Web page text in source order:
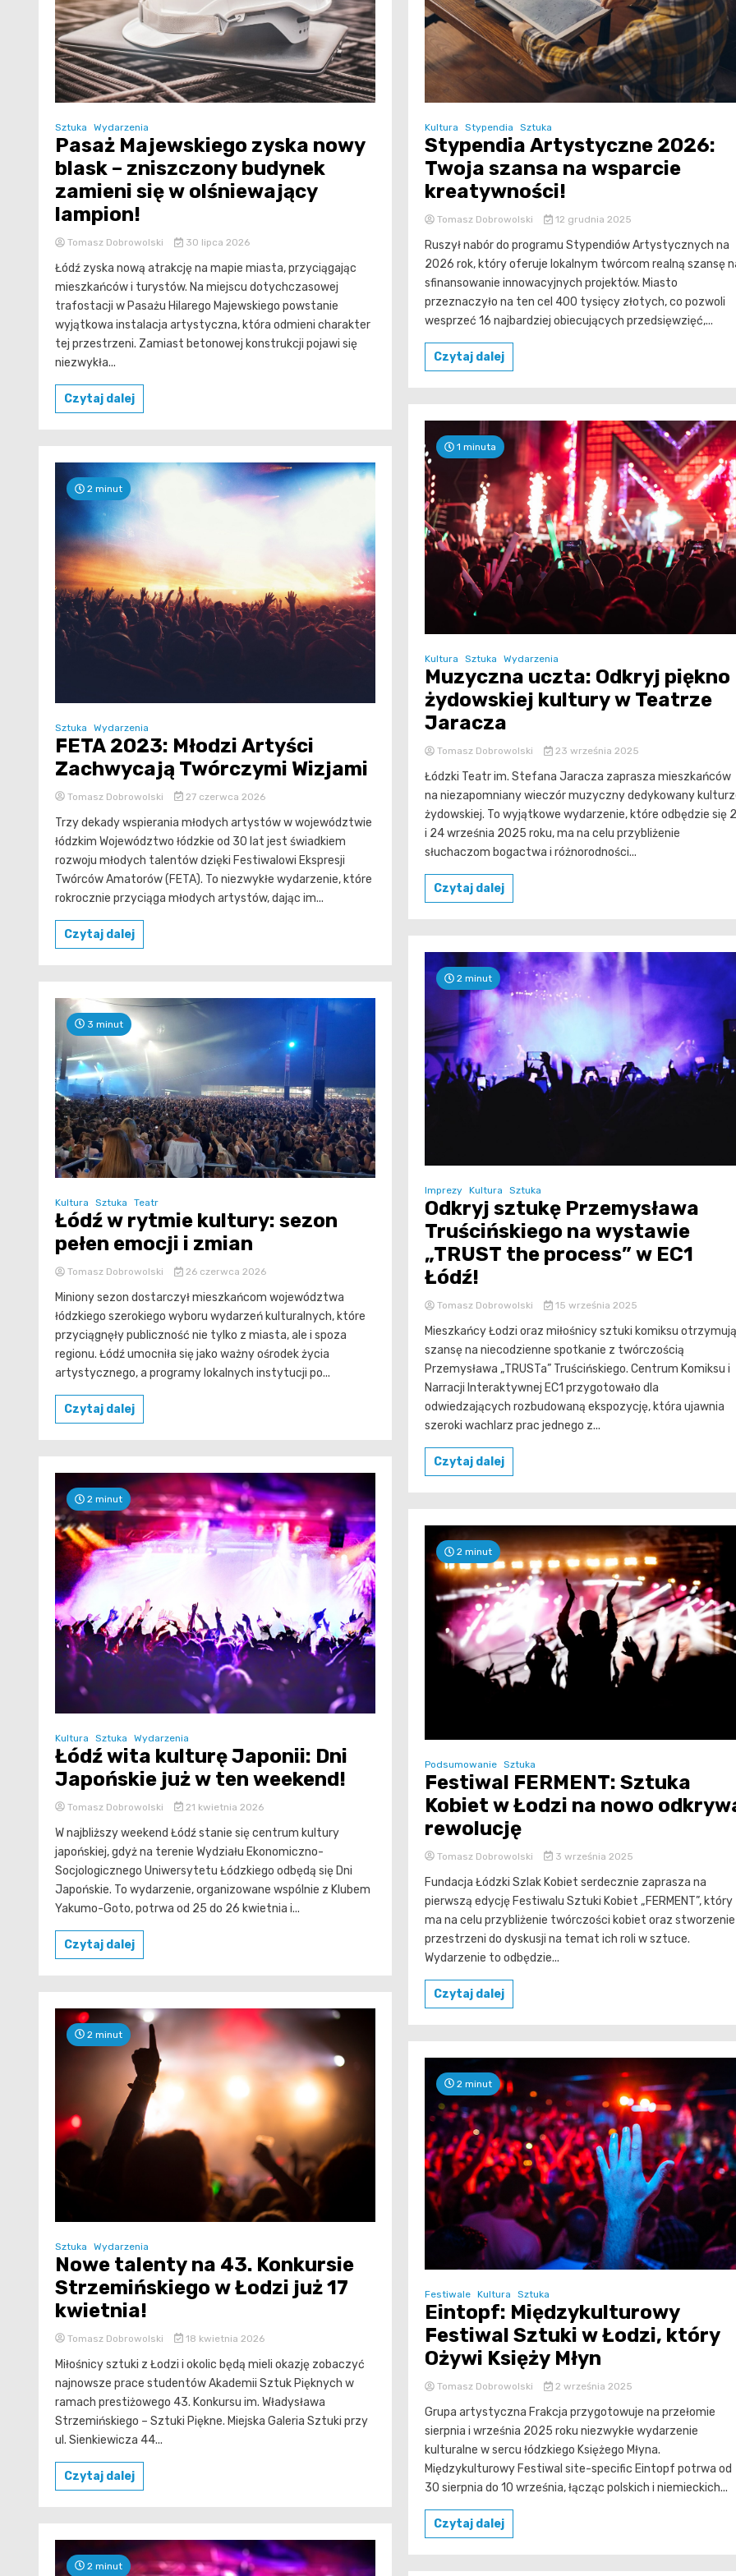
Sztuka Wydarzenia
Pasaż Majewskiego zyska nowy
blask – zniszczony budynek
zamieni się w olśniewający
lampion!
Tomasz Dobrowolski 30 lipca 2026
Łódź zyska nową atrakcję na mapie miasta, przyciągając
mieszkańców i turystów. Na miejscu dotychczasowej
trafostacji w Pasażu Hilarego Majewskiego powstanie
wyjątkowa instalacja artystyczna, która odmieni charakter
tej przestrzeni. Zamiast betonowej konstrukcji pojawi się
niezwykła...
Czytaj dalej
2 minut
Sztuka Wydarzenia
FETA 2023: Młodzi Artyści
Zachwycają Twórczymi Wizjami
Tomasz Dobrowolski 27 czerwca 2026
Trzy dekady wspierania młodych artystów w województwie
łódzkim Województwo łódzkie od 30 lat jest świadkiem
rozwoju młodych talentów dzięki Festiwalowi Ekspresji
Twórców Amatorów (FETA). To niezwykłe wydarzenie, które
rokrocznie przyciąga młodych artystów, dając im...
Czytaj dalej
3 minut
Kultura Sztuka Teatr
Łódź w rytmie kultury: sezon
pełen emocji i zmian
Tomasz Dobrowolski 26 czerwca 2026
Miniony sezon dostarczył mieszkańcom województwa
łódzkiego szerokiego wyboru wydarzeń kulturalnych, które
przyciągnęły publiczność nie tylko z miasta, ale i spoza
regionu. Łódź umocniła się jako ważny ośrodek życia
artystycznego, a programy lokalnych instytucji po...
Czytaj dalej
2 minut
Kultura Sztuka Wydarzenia
Łódź wita kulturę Japonii: Dni
Japońskie już w ten weekend!
Tomasz Dobrowolski 21 kwietnia 2026
W najbliższy weekend Łódź stanie się centrum kultury
japońskiej, gdyż na terenie Wydziału Ekonomiczno-
Socjologicznego Uniwersytetu Łódzkiego odbędą się Dni
Japońskie. To wydarzenie, organizowane wspólnie z Klubem
Yakumo-Goto, potrwa od 25 do 26 kwietnia i...
Czytaj dalej
2 minut
Sztuka Wydarzenia
Nowe talenty na 43. Konkursie
Strzemińskiego w Łodzi już 17
kwietnia!
Tomasz Dobrowolski 18 kwietnia 2026
Miłośnicy sztuki z Łodzi i okolic będą mieli okazję zobaczyć
najnowsze prace studentów Akademii Sztuk Pięknych w
ramach prestiżowego 43. Konkursu im. Władysława
Strzemińskiego – Sztuki Piękne. Miejska Galeria Sztuki przy
ul. Sienkiewicza 44...
Czytaj dalej
2 minut
Kultura Stypendia Sztuka
Stypendia Artystyczne 2026:
Twoja szansa na wsparcie
kreatywności!
Tomasz Dobrowolski 12 grudnia 2025
Ruszył nabór do programu Stypendiów Artystycznych na
2026 rok, który oferuje lokalnym twórcom realną szansę
sfinansowanie innowacyjnych projektów. Miasto
przeznaczyło na ten cel 400 tysięcy złotych, co pozwoli
wesprzeć 16 najbardziej obiecujących przedsięwzięć,...
Czytaj dalej
1 minuta
Kultura Sztuka Wydarzenia
Muzyczna uczta: Odkryj piękno
żydowskiej kultury w Teatrze
Jaracza
Tomasz Dobrowolski 23 września 2025
Łódzki Teatr im. Stefana Jaracza zaprasza mieszkańców
na niezapomniany wieczór muzyczny dedykowany
żydowskiej. To wyjątkowe wydarzenie, które odbędzie się
i 24 września 2025 roku, ma na celu przybliżenie
słuchaczom bogactwa i różnorodności...
Czytaj dalej
2 minut
Imprezy Kultura Sztuka
Odkryj sztukę Przemysława
Truścińskiego na wystawie
„TRUST the process” w EC1
Łódź!
Tomasz Dobrowolski 15 września 2025
Mieszkańcy Łodzi oraz miłośnicy sztuki komiksu otrzymują
szansę na niecodzienne spotkanie z twórczością
Przemysława „TRUSTa” Truścińskiego. Centrum Komiksu i
Narracji Interaktywnej EC1 przygotowało dla
odwiedzających rozbudowaną ekspozycję, która ujawnia
szeroki wachlarz prac jednego z...
Czytaj dalej
2 minut
Podsumowanie Sztuka
Festiwal FERMENT: Sztuka
Kobiet w Łodzi na nowo
rewolucję
Tomasz Dobrowolski 3 września 2025
Fundacja Łódzki Szlak Kobiet serdecznie zaprasza na
pierwszą edycję Festiwalu Sztuki Kobiet „FERMENT”, który
ma na celu przybliżenie twórczości kobiet oraz stworzenie
przestrzeni do dyskusji na temat ich roli w sztuce.
Wydarzenie to odbędzie...
Czytaj dalej
2 minut
Festiwale Kultura Sztuka
Eintopf: Międzykulturowy
Festiwal Sztuki w Łodzi, który
Ożywi Księży Młyn
Tomasz Dobrowolski 2 września 2025
Grupa artystyczna Frakcja przygotowuje na przełomie
sierpnia i września 2025 roku niezwykłe wydarzenie
kulturalne w sercu łódzkiego Księżego Młyna.
Międzykulturowy Festiwal site-specific Eintopf potrwa od
30 sierpnia do 10 września, łącząc polskich i niemieckich...
Czytaj dalej